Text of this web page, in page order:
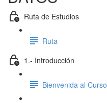
Ruta de Estudios
Ruta
1.- Introducción
Bienvenida al Curso